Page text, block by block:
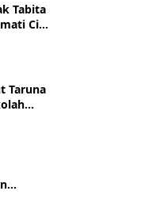
Tabita
Cita
Taruna